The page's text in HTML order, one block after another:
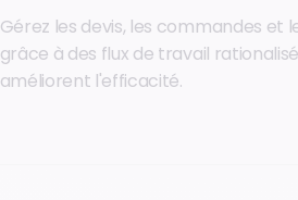
Gérez les devis, les commandes et
grâce à des flux de travail
améliorent l'efficacité.